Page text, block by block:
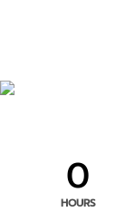
0
HOURS